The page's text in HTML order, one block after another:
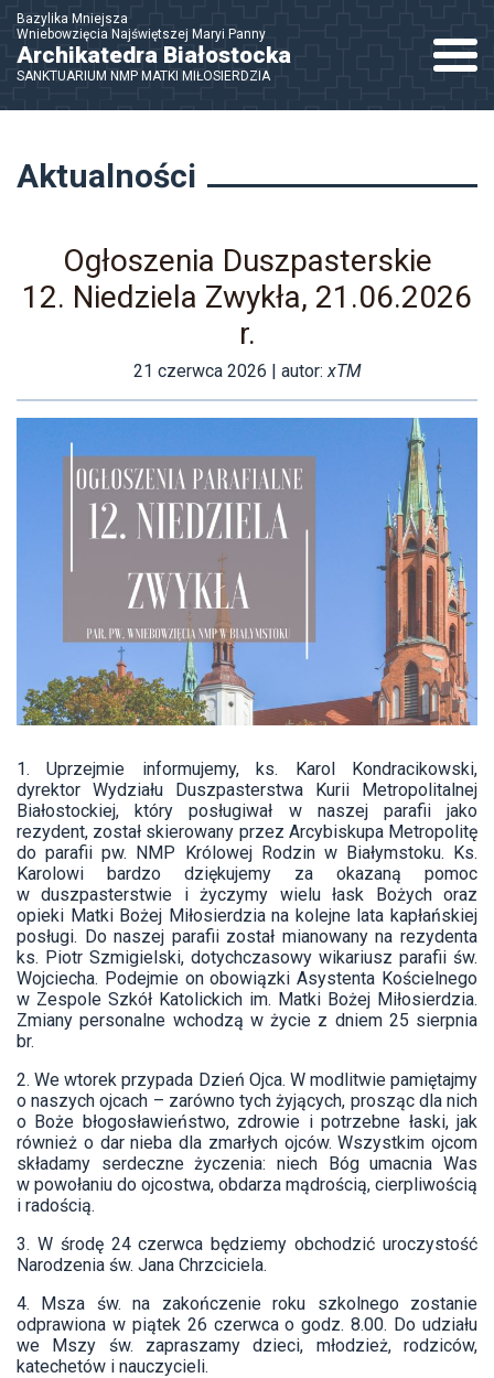
Bazylika Mniejsza
Wniebowzięcia Najświętszej Maryi Panny
Archikatedra Białostocka
SANKTUARIUM NMP MATKI MIŁOSIERDZIA
Aktualności
Ogłoszenia Duszpasterskie
12. Niedziela Zwykła, 21.06.2026
r.
21 czerwca 2026 | autor:xTM
1. Uprzejmie informujemy, ks. Karol Kondracikowski,
dyrektor Wydziału Duszpasterstwa Kurii Metropolitalnej
Białostockiej, który posługiwał w naszej parafii jako
rezydent, został skierowany przez Arcybiskupa Metropolitę
do parafii pw. NMP Królowej Rodzin w Białymstoku. Ks.
Karolowi bardzo dziękujemy za okazaną pomoc
w duszpasterstwie i życzymy wielu łask Bożych oraz
opieki Matki Bożej Miłosierdzia na kolejne lata kapłańskiej
posługi. Do naszej parafii został mianowany na rezydenta
ks. Piotr Szmigielski, dotychczasowy wikariusz parafii św.
Wojciecha. Podejmie on obowiązki Asystenta Kościelnego
w Zespole Szkół Katolickich im. Matki Bożej Miłosierdzia.
Zmiany personalne wchodzą w życie z dniem 25 sierpnia
br.
2. We wtorek przypada Dzień Ojca. W modlitwie pamiętajmy
o naszych ojcach – zarówno tych żyjących, prosząc dla nich
o Boże błogosławieństwo, zdrowie i potrzebne łaski, jak
również o dar nieba dla zmarłych ojców. Wszystkim ojcom
składamy serdeczne życzenia: niech Bóg umacnia Was
w powołaniu do ojcostwa, obdarza mądrością, cierpliwością
i radością.
3. W środę 24 czerwca będziemy obchodzić uroczystość
Narodzenia św. Jana Chrzciciela.
4. Msza św. na zakończenie roku szkolnego zostanie
odprawiona w piątek 26 czerwca o godz. 8.00. Do udziału
we Mszy św. zapraszamy dzieci, młodzież, rodziców,
katechetów i nauczycieli.